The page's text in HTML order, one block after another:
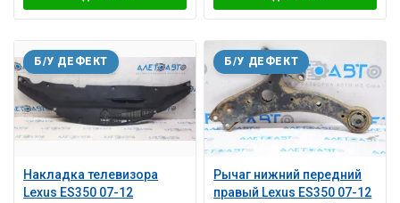
Накладка телевизора
Lexus ES350 07-12
Б/У ДЕФЕКТ
Рычаг нижний передний
правый Lexus ES350 07-12
Б/У ДЕФЕКТ